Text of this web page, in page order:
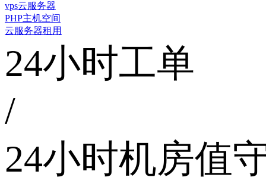
vps云服务器
PHP主机空间
云服务器租用
24小时工单
/
24小时机房值